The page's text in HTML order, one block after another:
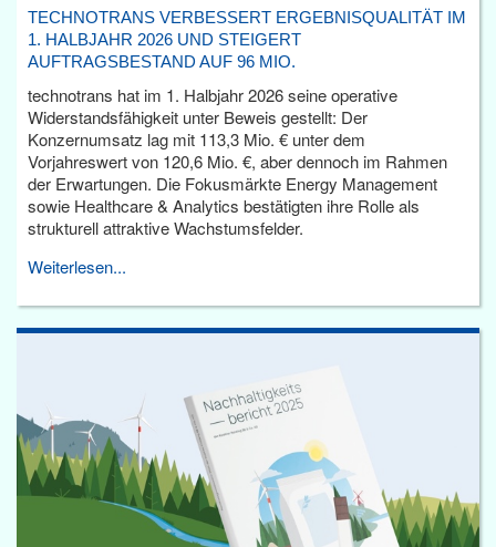
TECHNOTRANS VERBESSERT ERGEBNISQUALITÄT IM
1. HALBJAHR 2026 UND STEIGERT
AUFTRAGSBESTAND AUF 96 MIO.
technotrans hat im 1. Halbjahr 2026 seine operative
Widerstandsfähigkeit unter Beweis gestellt: Der
Konzernumsatz lag mit 113,3 Mio. € unter dem
Vorjahreswert von 120,6 Mio. €, aber dennoch im Rahmen
der Erwartungen. Die Fokusmärkte Energy Management
sowie Healthcare & Analytics bestätigten ihre Rolle als
strukturell attraktive Wachstumsfelder.
Weiterlesen...